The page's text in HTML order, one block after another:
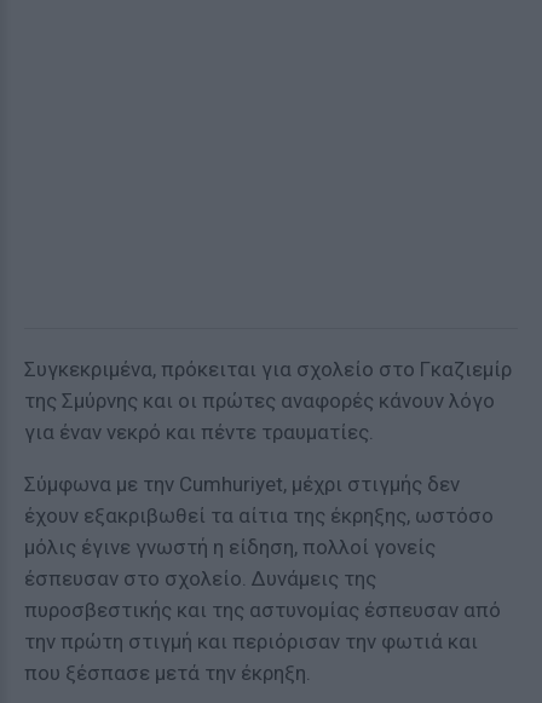
Συγκεκριμένα, πρόκειται για σχολείο στο Γκαζιεμίρ
της Σμύρνης και οι πρώτες αναφορές κάνουν λόγο
για έναν νεκρό και πέντε τραυματίες.
Σύμφωνα με την Cumhuriyet, μέχρι στιγμής δεν
έχουν εξακριβωθεί τα αίτια της έκρηξης, ωστόσο
μόλις έγινε γνωστή η είδηση, πολλοί γονείς
έσπευσαν στο σχολείο. Δυνάμεις της
πυροσβεστικής και της αστυνομίας έσπευσαν από
την πρώτη στιγμή και περιόρισαν την φωτιά και
που ξέσπασε μετά την έκρηξη.